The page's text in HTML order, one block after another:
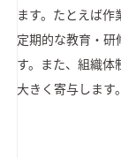
ます。たとえば作
定期的な教育・研
す。また、組織体
大きく寄与します。